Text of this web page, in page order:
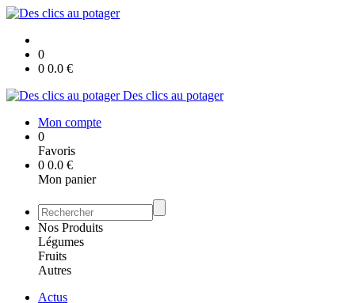
0
0 0.0 €
Des clics au potager
Mon compte
0
Favoris
0 0.0 €
Mon panier
Nos Produits
Légumes
Fruits
Autres
Actus